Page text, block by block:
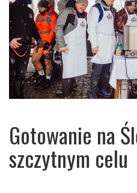
Gotowanie na
szczytnym celu